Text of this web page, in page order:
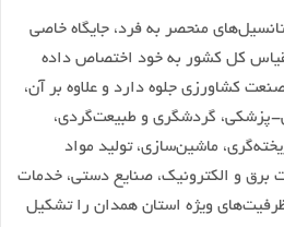
منحصر به فرد، جایگاه خاصی
کل کشور به خود اختصاص داده
کشاورزی جلوه دارد و علاوه بر آن،
پزشکی، گردشگری و طبیعت‌گردی،
ماشین‌سازی، تولید مواد
برق و الکترونیک، صنایع دستی، خدمات
ویژه استان همدان را تشکیل